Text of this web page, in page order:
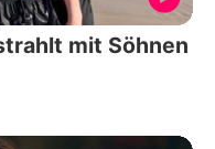
mit Söhnen